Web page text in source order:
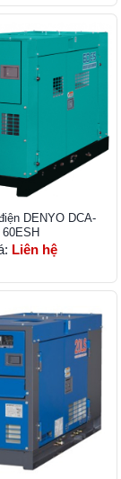
DENYO DCA-
60ESH
Liên hệ